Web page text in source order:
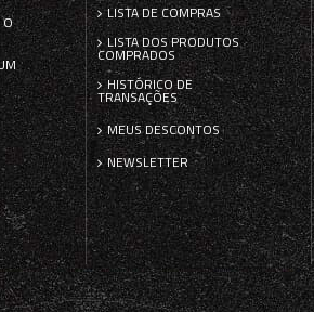
O
LISTA DE COMPRAS
LISTA DOS PRODUTOS
COMPRADOS
HISTÓRICO DE
TRANSAÇÕES
MEUS DESCONTOS
NEWSLETTER